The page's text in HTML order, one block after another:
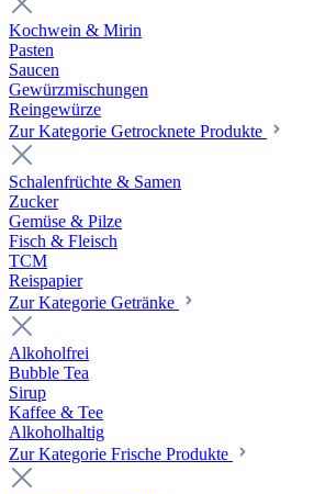
Kochwein & Mirin
Pasten
Saucen
Gewürzmischungen
Reingewürze
Zur Kategorie Getrocknete Produkte
Schalenfrüchte & Samen
Zucker
Gemüse & Pilze
Fisch & Fleisch
TCM
Reispapier
Zur Kategorie Getränke
Alkoholfrei
Bubble Tea
Sirup
Kaffee & Tee
Alkoholhaltig
Zur Kategorie Frische Produkte